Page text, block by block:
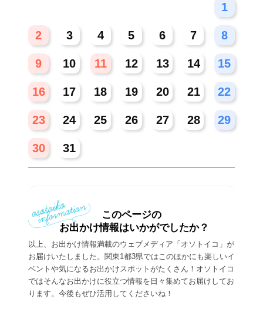
1
2 3 4 5 6 7 8
9 10 11 12 13 14 15
16 17 18 19 20 21 22
23 24 25 26 27 28 29
30 31
このページの
お出かけ情報はいかがでしたか？
以上、お出かけ情報満載のウェブメディア「オソトイコ」が
お届けいたしました。関東1都3県ではこのほかにも楽しいイ
ベントや気になるお出かけスポットがたくさん！オソトイコ
ではそんなお出かけに役立つ情報を日々集めてお届けしてお
ります。今後もぜひ活用してくださいね！